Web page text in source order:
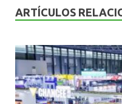
b
o
k
er l
s
p
p
ARTÍCULOS